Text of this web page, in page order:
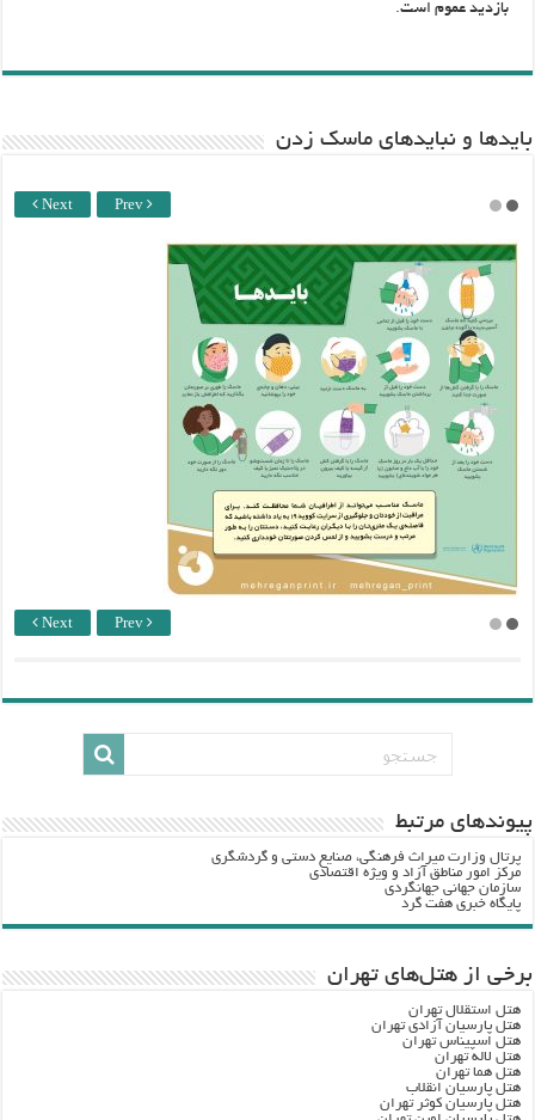
بازدید عموم است.
باید‌ها و نبایدهای ماسک زدن
Next Prev
Next Prev
پيوندهاي مرتبط
پرتال وزارت ميراث فرهنگي، صنایع دستی و گردشگري
مرکز امور مناطق آزاد و ویژه اقتصادی
سازمان جهانی جهانگردی
پایگاه خبری هفت گرد
برخی از هتل‌های تهران
هتل استقلال تهران
هتل پارسیان آزادی تهران
هتل اسپیناس تهران
هتل لاله تهران
هتل هما تهران
هتل پارسیان انقلاب
هتل پارسیان کوثر تهران